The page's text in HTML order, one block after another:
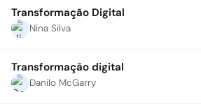
Transformação Digital
Nina Silva
Transformação digital
Danilo McGarry